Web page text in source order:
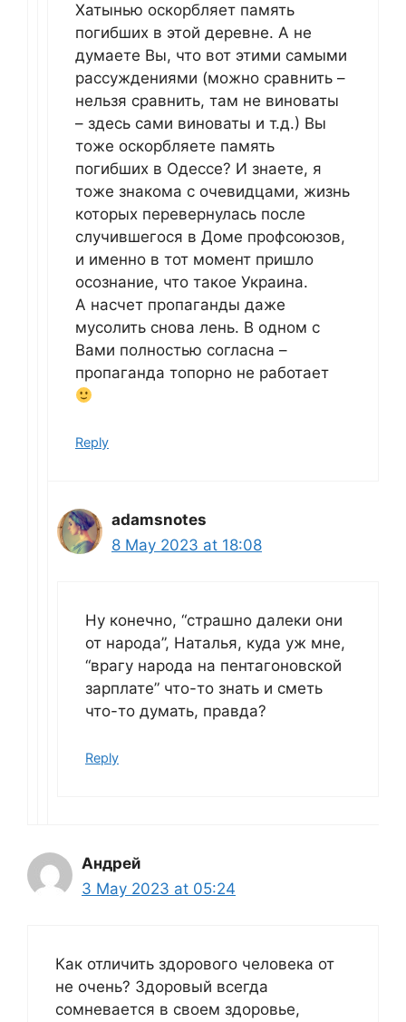
Хатынью оскорбляет память
погибших в этой деревне. А не
думаете Вы, что вот этими самыми
рассуждениями (можно сравнить –
нельзя сравнить, там не виноваты
– здесь сами виноваты и т.д.) Вы
тоже оскорбляете память
погибших в Одессе? И знаете, я
тоже знакома с очевидцами, жизнь
которых перевернулась после
случившегося в Доме профсоюзов,
и именно в тот момент пришло
осознание, что такое Украина.
А насчет пропаганды даже
мусолить снова лень. В одном с
Вами полностью согласна –
пропаганда топорно не работает
Reply
adamsnotes
8 May 2023 at 18:08
Ну конечно, “страшно далеки они
от народа”, Наталья, куда уж мне,
“врагу народа на пентагоновской
зарплате” что-то знать и сметь
что-то думать, правда?
Reply
Андрей
3 May 2023 at 05:24
Как отличить здорового человека от
не очень? Здоровый всегда
сомневается в своем здоровье,